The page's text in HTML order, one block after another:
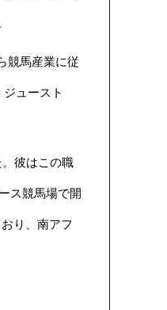
競馬産業に従
ュースト
彼はこの職
ス競馬場で開
り、南アフ